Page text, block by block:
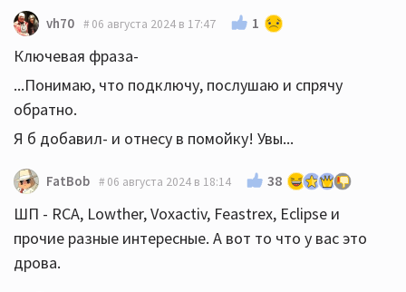
vh70 06 августа 2024 в 17:47 1
Ключевая фраза-
...Понимаю, что подключу, послушаю и спрячу
обратно.
Я б добавил- и отнесу в помойку! Увы...
FatBob 06 августа 2024 в 18:14 38
ШП - RCA, Lowther, Voxactiv, Feastrex, Eclipse и
прочие разные интересные. А вот то что у вас это
дрова.